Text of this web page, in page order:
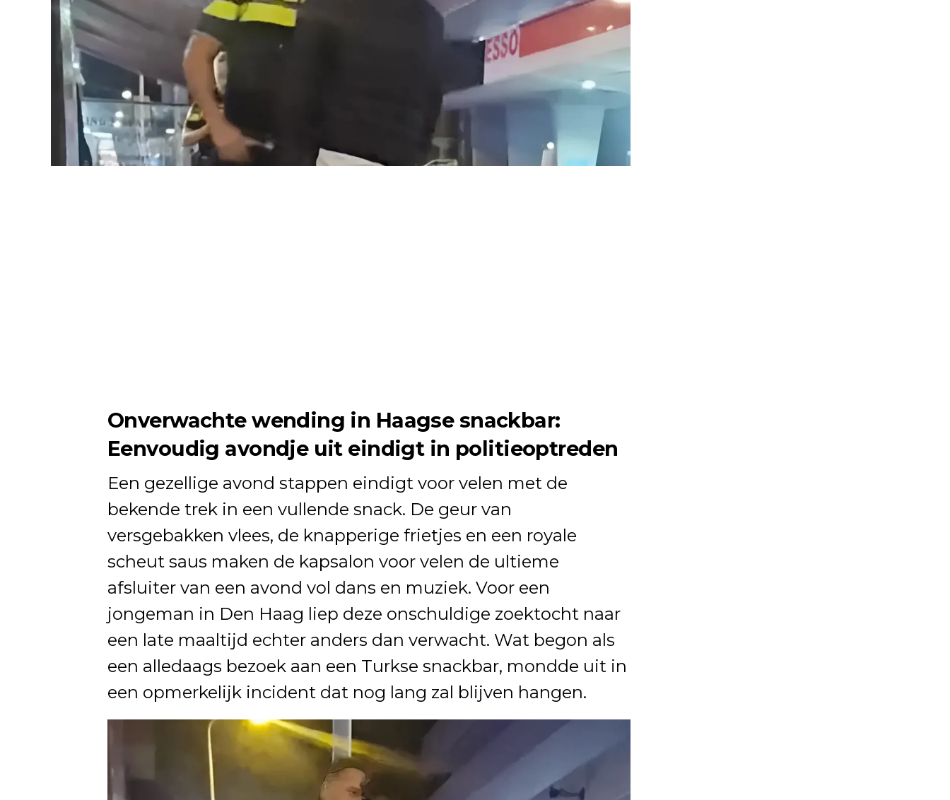
Onverwachte wending in Haagse snackbar:
Eenvoudig avondje uit eindigt in politieoptreden
Een gezellige avond stappen eindigt voor velen met de
bekende trek in een vullende snack. De geur van
versgebakken vlees, de knapperige frietjes en een royale
scheut saus maken de kapsalon voor velen de ultieme
afsluiter van een avond vol dans en muziek. Voor een
jongeman in Den Haag liep deze onschuldige zoektocht naar
een late maaltijd echter anders dan verwacht. Wat begon als
een alledaags bezoek aan een Turkse snackbar, mondde uit in
een opmerkelijk incident dat nog lang zal blijven hangen.